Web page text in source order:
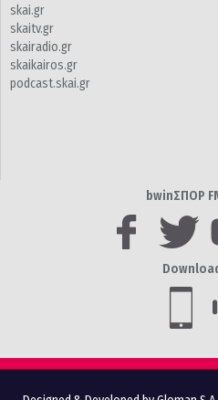
skai.gr
skaitv.gr
skairadio.gr
skaikairos.gr
podcast.skai.gr
bwinΣΠΟΡ